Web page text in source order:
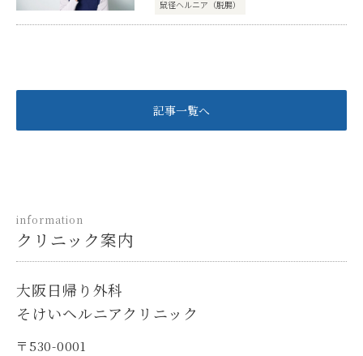
鼠径ヘルニア（脱腸）
記事一覧へ
information
クリニック案内
大阪日帰り外科
そけいヘルニアクリニック
〒530-0001